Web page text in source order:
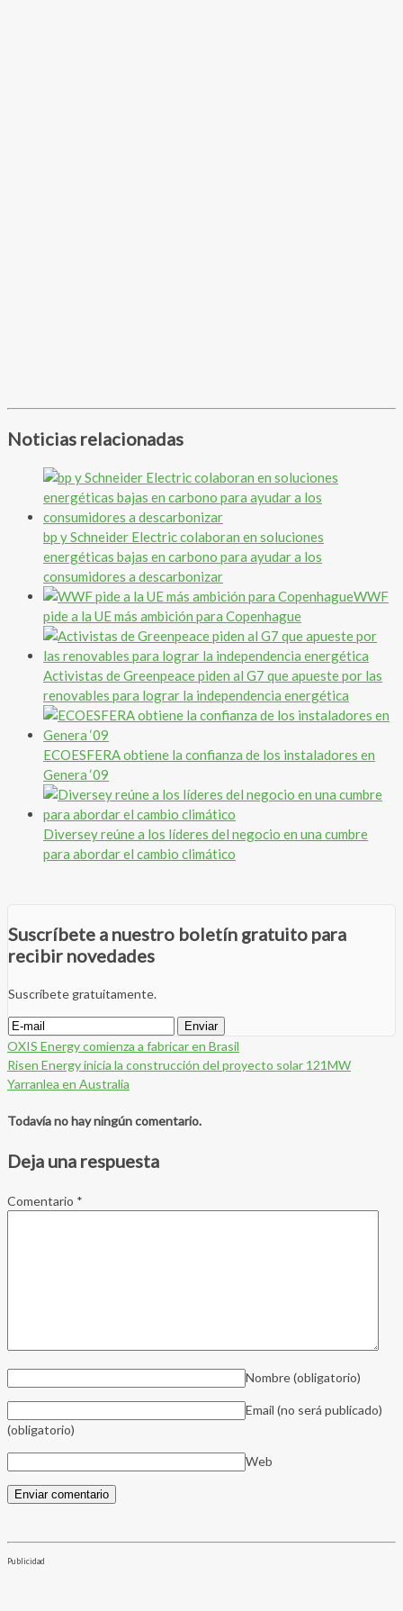
Noticias relacionadas
bp y Schneider Electric colaboran en soluciones
energéticas bajas en carbono para ayudar a los
consumidores a descarbonizar
WWF
pide a la UE más ambición para Copenhague
Activistas de Greenpeace piden al G7 que apueste por las
renovables para lograr la independencia energética
ECOESFERA obtiene la confianza de los instaladores en
Genera ‘09
Diversey reúne a los líderes del negocio en una cumbre
para abordar el cambio climático
Suscríbete a nuestro boletín gratuito para
recibir novedades
Suscríbete gratuitamente.
OXIS Energy comienza a fabricar en Brasil
Risen Energy inicia la construcción del proyecto solar 121MW
Yarranlea en Australia
Todavía no hay ningún comentario.
Deja una respuesta
Comentario *
Nombre(obligatorio)
Email (no será publicado)
(obligatorio)
Web
Publicidad